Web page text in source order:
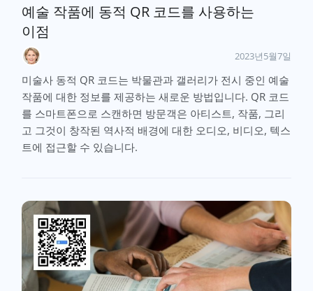
예술 작품에 동적 QR 코드를 사용하는
이점
2023년5월7일
미술사 동적 QR 코드는 박물관과 갤러리가 전시 중인 예술
작품에 대한 정보를 제공하는 새로운 방법입니다. QR 코드
를 스마트폰으로 스캔하면 방문객은 아티스트, 작품, 그리
고 그것이 창작된 역사적 배경에 대한 오디오, 비디오, 텍스
트에 접근할 수 있습니다.